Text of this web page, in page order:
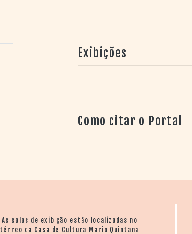
Exibições
Como citar o Portal
As salas de exibição estão localizadas no
térreo da Casa de Cultura Mario Quintana